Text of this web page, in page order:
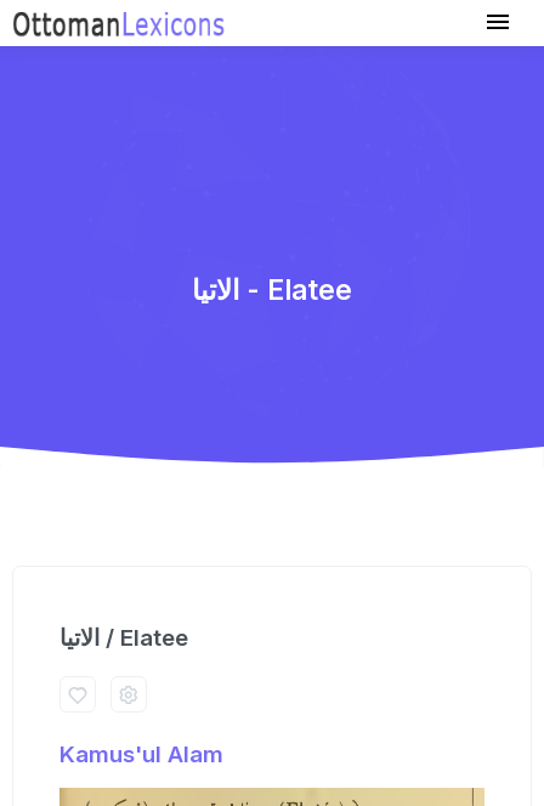
الاتیا - Elatee
الاتیا / Elatee
Kamus'ul Alam